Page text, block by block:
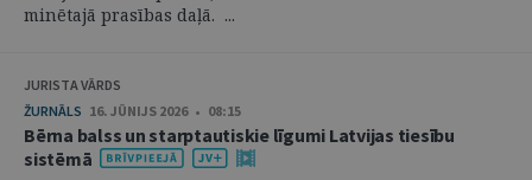
minētajā prasības daļā. ...
JURISTA VĀRDS
ŽURNĀLS 16. JŪNIJS 2026 • 08:15
Bērna balss un starptautiskie līgumi Latvijas tiesību
sistēmā